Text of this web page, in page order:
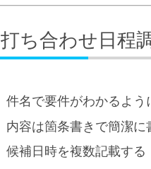
打ち合わせ日程
件名で要件がわかるよう
内容は箇条書きで簡潔に
候補日時を複数記載する